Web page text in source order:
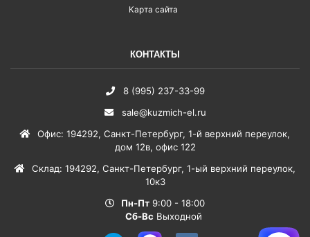
Карта сайта
КОНТАКТЫ
8 (995) 237-33-99
sale@kuzmich-el.ru
Офис: 194292, Санкт-Петербург, 1-й верхний переулок,
дом 12в, офис 122
Склад: 194292, Санкт-Петербург, 1-ый верхний переулок,
10к3
Пн-Пт 9:00 - 18:00
Сб-Вс Выходной